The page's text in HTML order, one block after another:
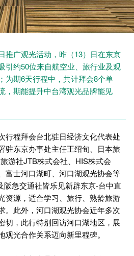
推广观光活动，昨（13）日在东京
引约50位来自航空业、旅行业及观
为期6天行程中，共计拜会8个单
，期能提升中台湾观光品牌能见
行程拜会台北驻日经济文化代表处
驻东京办事处主任王绍旬、日本旅
游社JTB株式会社、HIS株式会
富士河口湖町、河口湖观光协会等
阪急交通社皆乐见新辟东京-台中直
资源，适合学习、旅行、熟龄旅游
。此外，河口湖观光协会近年多次
切，此行特别回访河口湖地区，展
光合作关系迈向新里程碑。